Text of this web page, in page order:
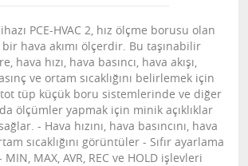
PCE-HVAC 2, hız ölçme borusu olan
bir hava akımı ölçerdir. Bu taşınabilir
hava hızı, hava basıncı, hava akışı,
ve ortam sıcaklığını belirlemek için
tüp küçük boru sistemlerinde ve diğer
ölçümler yapmak için minik açıklıklar
- Hava hızını, hava basıncını, hava
sıcaklığını görüntüler - Sıfır ayarlama
MAX, AVR, REC ve HOLD işlevleri